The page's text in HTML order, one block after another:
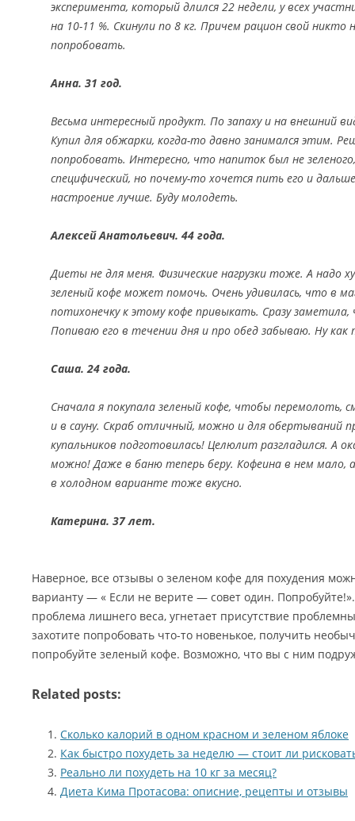
эксперимента, который длился 22 недели, у всех
на 10-11 %. Скинули по 8 кг. Причем рацион свой никто
попробовать.
Анна. 31 год.
Весьма интересный продукт. По запаху и на внешний
Купил для обжарки, когда-то давно занимался этим.
попробовать. Интересно, что напиток был не
специфический, но почему-то хочется пить его и
настроение лучше. Буду молодеть.
Алексей Анатольевич. 44 года.
Диеты не для меня. Физические нагрузки тоже. А надо
зеленый кофе может помочь. Очень удивилась, что в
потихонечку к этому кофе привыкать. Сразу
Попиваю его в течении дня и про обед забываю. Ну как
Саша. 24 года.
Сначала я покупала зеленый кофе, чтобы перемолоть,
и в сауну. Скраб отличный, можно и для обертываний
купальников подготовилась! Целюлит разгладился. А
можно! Даже в баню теперь беру. Кофеина в нем
в холодном варианте тоже вкусно.
Катерина. 37 лет.
Наверное, все отзывы о зеленом кофе для похудения
варианту — « Если не верите — совет один.
проблема лишнего веса, угнетает присутствие
захотите попробовать что-то новенькое, получить
попробуйте зеленый кофе. Возможно, что вы с ним
Related posts:
Сколько калорий в одном красном и зеленом яблоке
Как быстро похудеть за неделю — стоит ли
Реально ли похудеть на 10 кг за месяц?
Диета Кима Протасова: описние, рецепты и отзывы